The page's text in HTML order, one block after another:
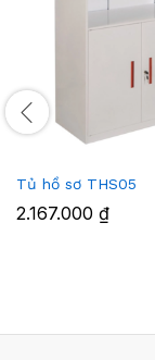
Tủ hồ sơ THS05
2.167.000 ₫